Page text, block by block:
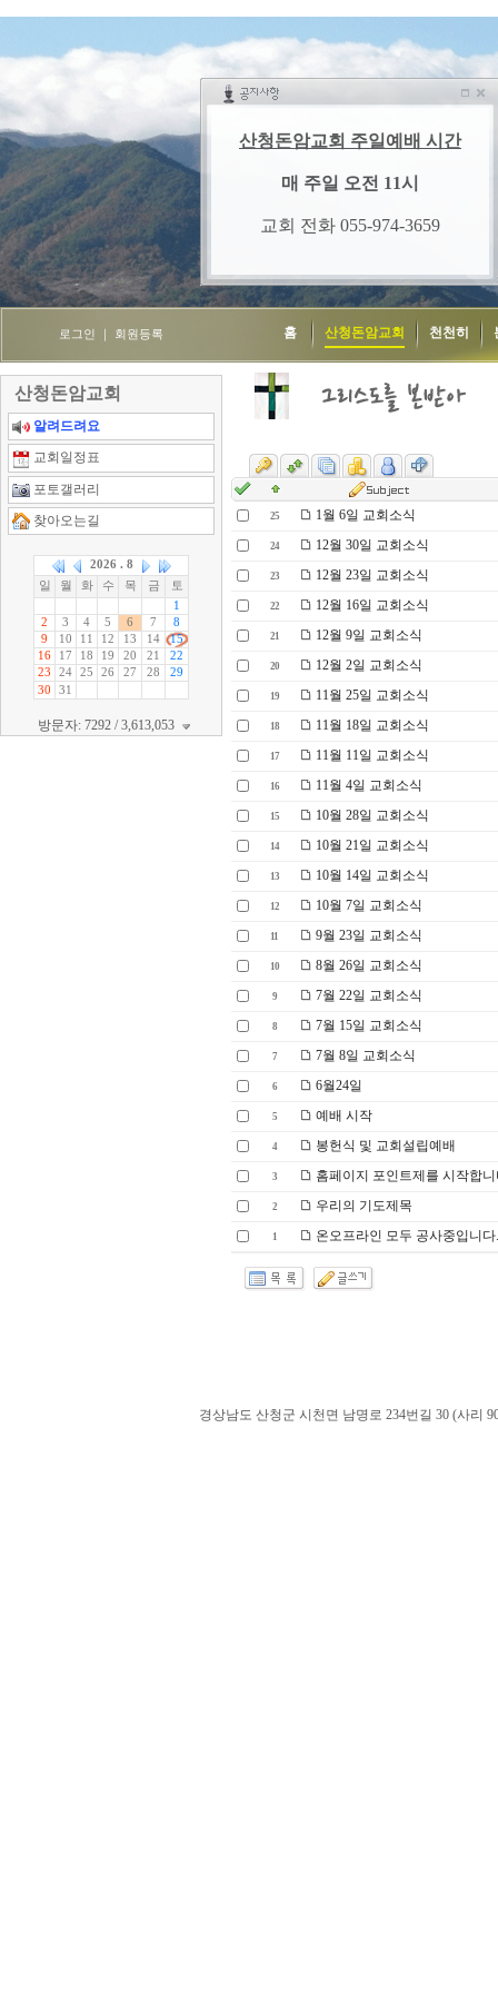
로그인 회원등록 홈 산청돈암교회 천천히
산청돈암교회
알려드려요
교회일정표
포토갤러리
찾아오는길
방문자: 7292 / 3,613,053
25 1월 6일 교회소식
24 12월 30일 교회소식
23 12월 23일 교회소식
22 12월 16일 교회소식
21 12월 9일 교회소식
20 12월 2일 교회소식
19 11월 25일 교회소식
18 11월 18일 교회소식
17 11월 11일 교회소식
16 11월 4일 교회소식
15 10월 28일 교회소식
14 10월 21일 교회소식
13 10월 14일 교회소식
12 10월 7일 교회소식
11 9월 23일 교회소식
10 8월 26일 교회소식
9 7월 22일 교회소식
8 7월 15일 교회소식
7 7월 8일 교회소식
6 6월24일
5 예배 시작
4 봉헌식 및 교회설립예배
3 홈페이지 포인트제를 시작합
2 우리의 기도제목
1 온오프라인 모두 공사중입니다.
경상남도 산청군 시천면 남명로 234번길 30 (사리